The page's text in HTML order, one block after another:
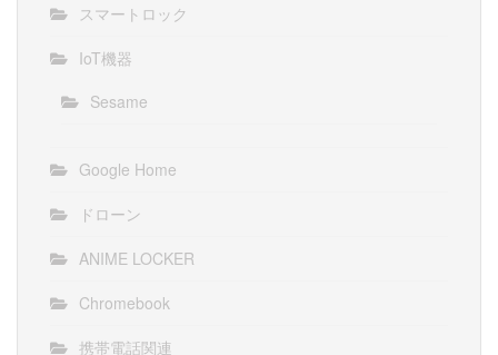
スマートロック
IoT機器
Sesame
Google Home
ドローン
ANIME LOCKER
Chromebook
携帯電話関連